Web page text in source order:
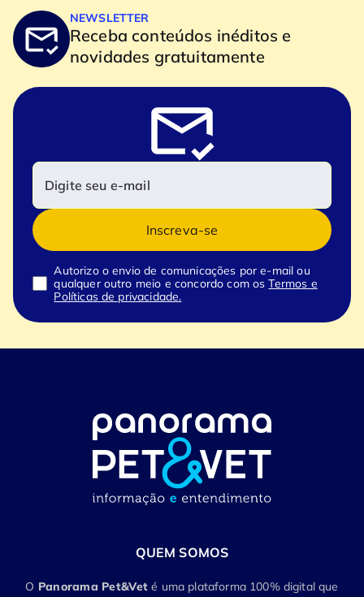
NEWSLETTER
Receba conteúdos inéditos e
novidades gratuitamente
Inscreva-se
Autorizo o envio de comunicações por e-mail ou
qualquer outro meio e concordo com osTermos e
Políticas de privacidade.
QUEM SOMOS
O Panorama Pet&Vet é uma plataforma 100% digital que